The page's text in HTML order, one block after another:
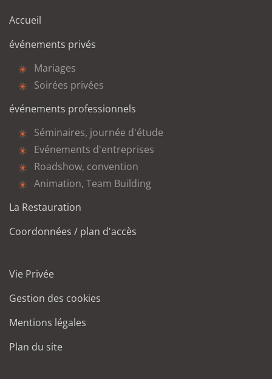
Accueil
événements privés
Mariages
Soirées privées
événements professionnels
Séminaires, journée d'étude
Evénements d'entreprises
Roadshow, convention
Animation, Team Building
La Restauration
Coordonnées / plan d'accès
Vie Privée
Gestion des cookies
Mentions légales
Plan du site